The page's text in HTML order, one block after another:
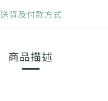
送貨及付款方式
商品描述